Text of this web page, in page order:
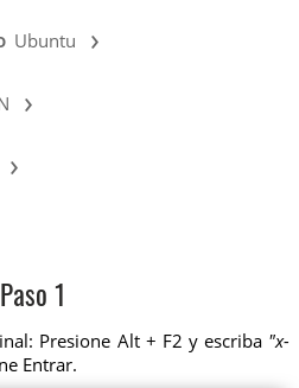
Ubuntu ›
›
›
Paso 1
Presione Alt + F2 y escriba "x-
Entrar.